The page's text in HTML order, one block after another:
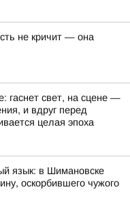
не кричит — она
гаснет свет, на сцене —
и вдруг перед
целая эпоха
язык: в Шимановске
оскорбившего чужого